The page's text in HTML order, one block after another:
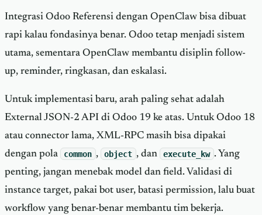
Integrasi Odoo Referensi dengan OpenClaw bisa dibuat
rapi kalau fondasinya benar. Odoo tetap menjadi sistem
utama, sementara OpenClaw membantu disiplin follow-
up, reminder, ringkasan, dan eskalasi.
Untuk implementasi baru, arah paling sehat adalah
External JSON-2 API di Odoo 19 ke atas. Untuk Odoo 18
atau connector lama, XML-RPC masih bisa dipakai
dengan pola
common , object , dan execute_kw . Yang
penting, jangan menebak model dan field. Validasi di
instance target, pakai bot user, batasi permission, lalu buat
workflow yang benar-benar membantu tim bekerja.